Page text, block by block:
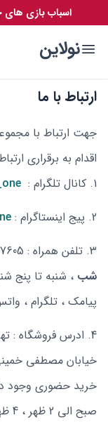
اسباب بازی های
نولاین
ارتباط با ما
جهت ارتباط با
اقدام به برقراری
کانال تلگرام :
پیج اینستاگرام :
تلفن همراه : 09925967605 (
شب ، شنبه تا پنج
پیامک ، تلگرام ،
ادرس فروشگاه :
صبح الی 2 ظهر ، 4 ظهر الی 9 شب )